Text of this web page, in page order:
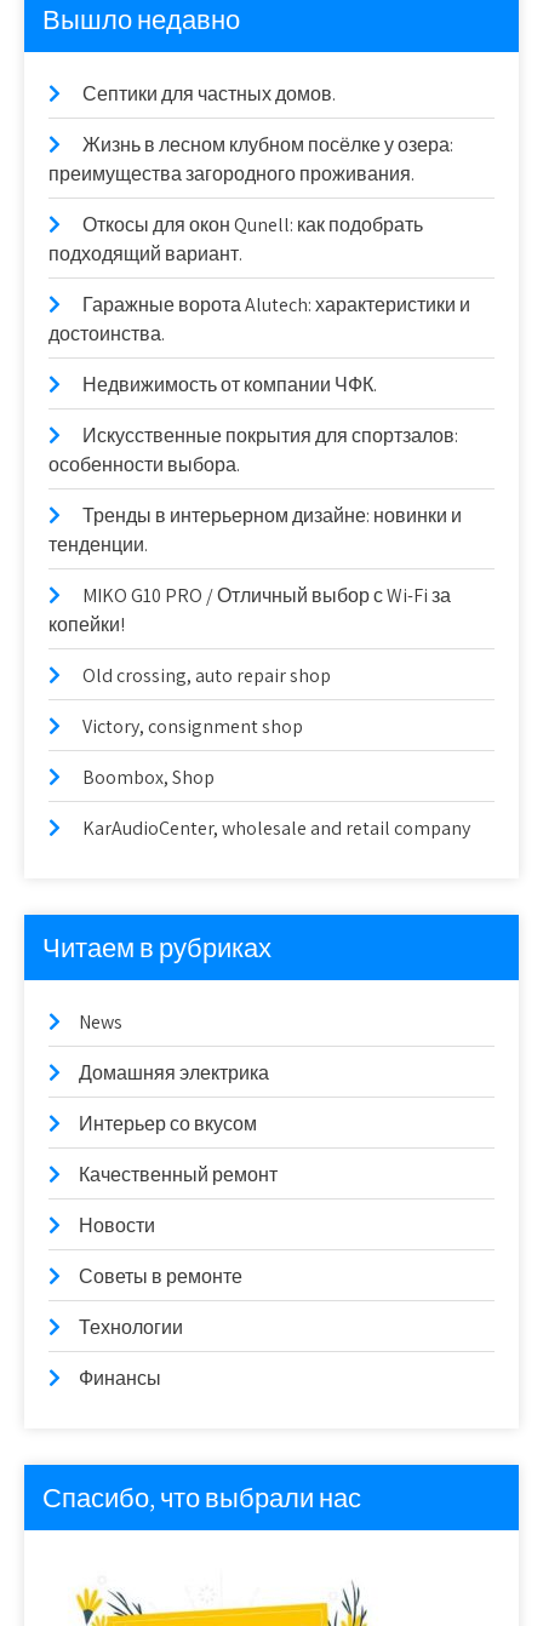
Вышло недавно
Септики для частных домов.
Жизнь в лесном клубном посёлке у озера:
преимущества загородного проживания.
Откосы для окон Qunell: как подобрать
подходящий вариант.
Гаражные ворота Alutech: характеристики и
достоинства.
Недвижимость от компании ЧФК.
Искусственные покрытия для спортзалов:
особенности выбора.
Тренды в интерьерном дизайне: новинки и
тенденции.
MIKO G10 PRO / Отличный выбор с Wi-Fi за
копейки!
Old crossing, auto repair shop
Victory, consignment shop
Boombox, Shop
KarAudioCenter, wholesale and retail company
Читаем в рубриках
News
Домашняя электрика
Интерьер со вкусом
Качественный ремонт
Новости
Советы в ремонте
Технологии
Финансы
Спасибо, что выбрали нас